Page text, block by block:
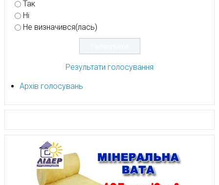
Так
Ні
Не визначився(лась)
Результати голосування
Архів голосувань